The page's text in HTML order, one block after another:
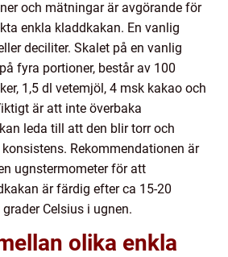
och mätningar är avgörande för
enkla kladdkakan. En vanlig
deciliter. Skalet på en vanlig
fyra portioner, består av 100
1,5 dl vetemjöl, 4 msk kakao och
är att inte överbaka
leda till att den blir torr och
Rekommendationen är
ugnstermometer för att
är färdig efter ca 15-20
Celsius i ugnen.
olika enkla